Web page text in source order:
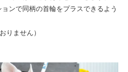
ンで同柄の首輪をプラスできるよう
りません）